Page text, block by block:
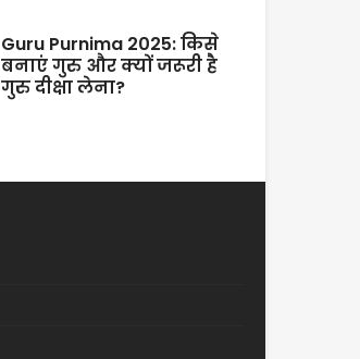
Guru Purnima 2025: किसे
बनाएं गुरु और क्यों जरूरी है
गुरु दीक्षा लेना?